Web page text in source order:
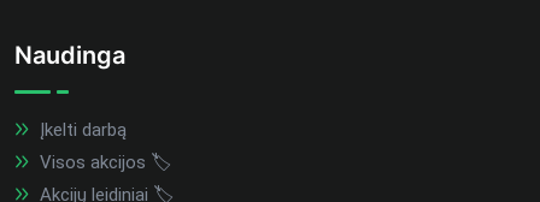
Naudinga
Įkelti darbą
Visos akcijos 🏷️
Akcijų leidiniai 🏷️